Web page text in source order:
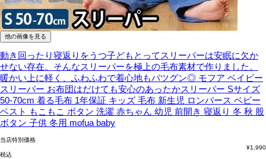
他の画像を見る
動き回ったり寝返りをうつ子どもとってスリーパーは安眠に欠か
せない存在。そんなスリーパーを極上の毛布素材で作りました。
暖かい上に軽く、ふわふわで着心地もバツグン◎ モフア ベイビー
スリーパー お布団はだけても安心のあったかスリーパー Sサイズ
50-70cm 着る毛布 1年保証 キッズ 毛布 新生児 ロンパース ベビー
ベスト もこもこ ボタン 洗濯 赤ちゃん 幼児 前開き 寝返り 冬 秋 股
ボタン 子供 冬用 mofua baby
当店特別価格
¥1,990
税込